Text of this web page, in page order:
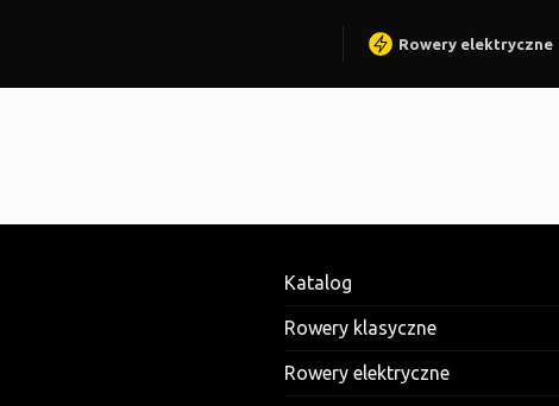
Rowery elektryczne
Katalog
Rowery klasyczne
Rowery elektryczne